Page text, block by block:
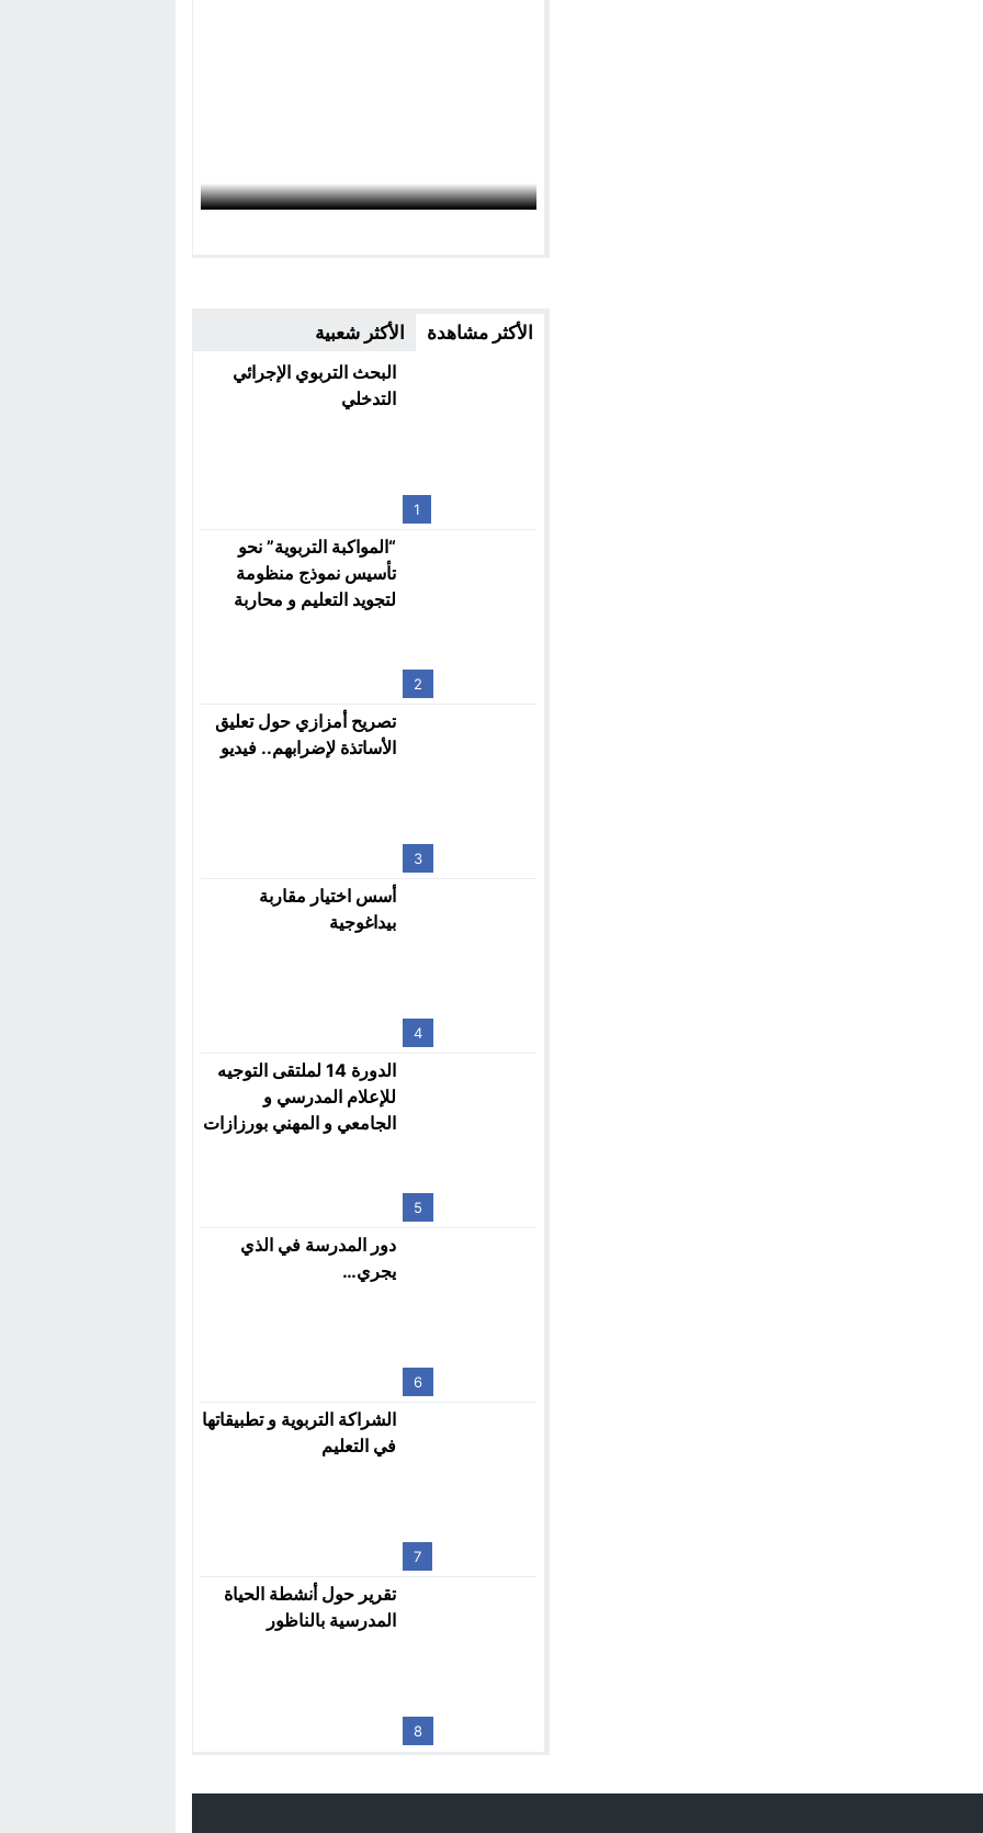
الأكثر مشاهدة الأكثر شعبية
1
البحث التربوي الإجرائي
التدخلي
2
“المواكبة التربوية” نحو
تأسيس نموذج منظومة
لتجويد التعليم و محاربة
3
تصريح أمزازي حول تعليق
الأساتذة لإضرابهم.. فيديو
4
أسس اختيار مقاربة
بيداغوجية
5
الدورة 14 لملتقى التوجيه
للإعلام المدرسي و
الجامعي و المهني بورزازات
6
دور المدرسة في الذي
يجري…
7
الشراكة التربوية و تطبيقاتها
في التعليم
8
تقرير حول أنشطة الحياة
المدرسية بالناظور